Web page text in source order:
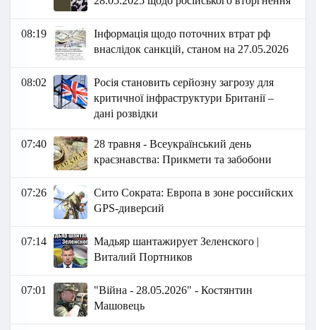
08:19
Інформація щодо поточних втрат рф
внаслідок санкцій, станом на 27.05.2026​
08:02
Росія становить серйозну загрозу для
критичної інфраструктури Британії –
дані розвідки
07:40
28 травня - Всеукраїнський день
краєзнавства: Прикмети та забобони
07:26
Сито Сократа: Европа в зоне российских
GPS-диверсий
07:14
Мадьяр шантажирует Зеленского |
Виталий Портников
07:01
"Війна - 28.05.2026" - Костянтин
Машовець